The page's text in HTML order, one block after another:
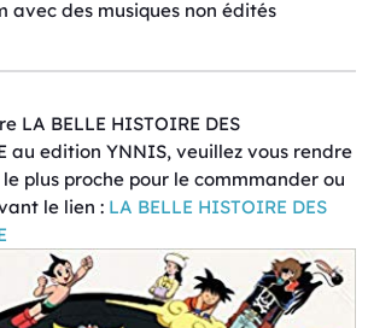
avec des musiques non édités
LA BELLE HISTOIRE DES
au edition YNNIS, veuillez vous rendre
plus proche pour le commmander ou
le lien : LA BELLE HISTOIRE DES